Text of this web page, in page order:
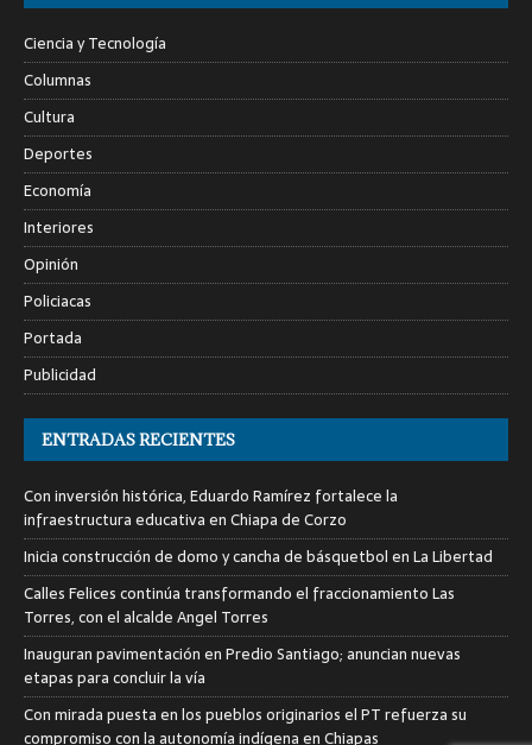
Ciencia y Tecnología
Columnas
Cultura
Deportes
Economía
Interiores
Opinión
Policiacas
Portada
Publicidad
ENTRADAS RECIENTES
Con inversión histórica, Eduardo Ramírez fortalece la
infraestructura educativa en Chiapa de Corzo
Inicia construcción de domo y cancha de básquetbol en La Libertad
Calles Felices continúa transformando el fraccionamiento Las
Torres, con el alcalde Angel Torres
Inauguran pavimentación en Predio Santiago; anuncian nuevas
etapas para concluir la vía
Con mirada puesta en los pueblos originarios el PT refuerza su
compromiso con la autonomía indígena en Chiapas